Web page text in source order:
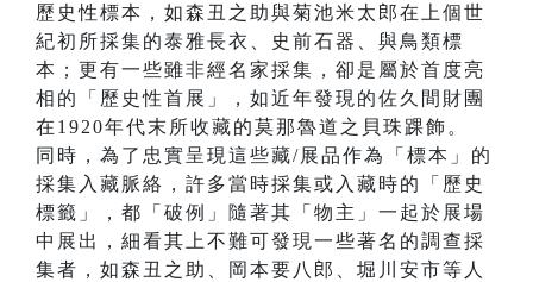
歷史性標本，如森丑之助與菊池米太郎在上個世
紀初所採集的泰雅長衣、史前石器、與鳥類標
本；更有一些雖非經名家採集，卻是屬於首度亮
相的「歷史性首展」，如近年發現的佐久間財團
在1920年代末所收藏的莫那魯道之貝珠踝飾。
同時，為了忠實呈現這些藏/展品作為「標本」的
採集入藏脈絡，許多當時採集或入藏時的「歷史
標籤」，都「破例」隨著其「物主」一起於展場
中展出，細看其上不難可發現一些著名的調查採
集者，如森丑之助、岡本要八郎、堀川安市等人